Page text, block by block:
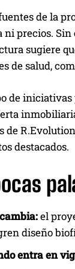
de la
ni precios.
sugiere
de salud,
de iniciativas
de
destacados.
el
diseño
entra en